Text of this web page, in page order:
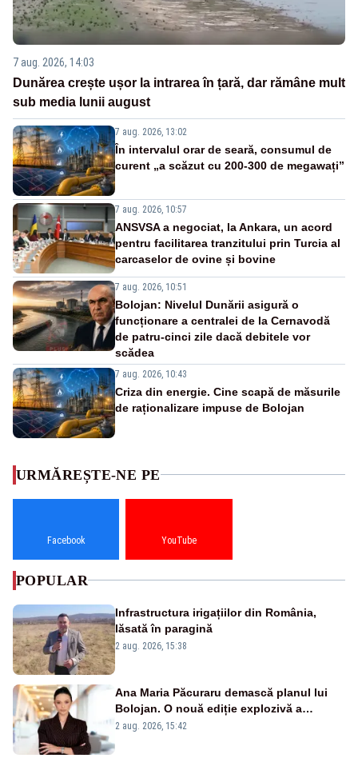
7 aug. 2026, 14:03
Dunărea crește ușor la intrarea în țară, dar rămâne mult
sub media lunii august
7 aug. 2026, 13:02
În intervalul orar de seară, consumul de
curent „a scăzut cu 200-300 de megawați”
7 aug. 2026, 10:57
ANSVSA a negociat, la Ankara, un acord
pentru facilitarea tranzitului prin Turcia al
carcaselor de ovine și bovine
7 aug. 2026, 10:51
Bolojan: Nivelul Dunării asigură o
funcționare a centralei de la Cernavodă
de patru-cinci zile dacă debitele vor
scădea
7 aug. 2026, 10:43
Criza din energie. Cine scapă de măsurile
de raționalizare impuse de Bolojan
URMĂREȘTE-NE PE
Facebook YouTube
POPULAR
Infrastructura irigațiilor din România,
lăsată în paragină
2 aug. 2026, 15:38
Ana Maria Păcuraru demască planul lui
Bolojan. O nouă ediție explozivă a
emisiunii „Miza Zilei” la Realitatea PLUS
2 aug. 2026, 15:42